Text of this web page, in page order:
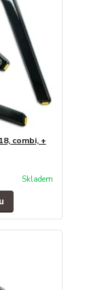
combi, +
Skladem